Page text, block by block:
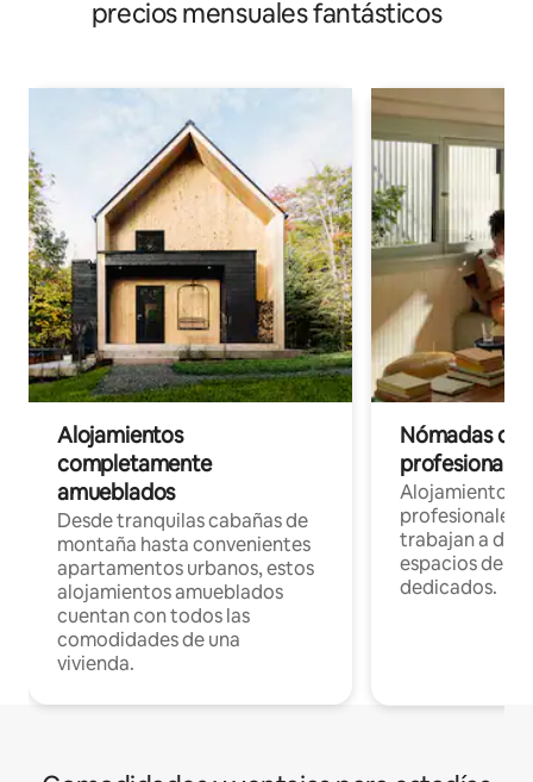
precios mensuales fantásticos
Alojamientos
completamente
amueblados
Desde tranquilas cabañas de
montaña hasta convenientes
apartamentos urbanos, estos
alojamientos amueblados
cuentan con todos las
comodidades de una
vivienda.
Nómadas
Alojamientos
profesionales
trabajan a
espacios de
dedicados.